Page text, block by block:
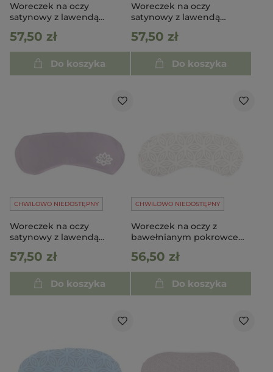
Woreczek na oczy
satynowy z lawendą
57,50 zł
Do koszyka
Woreczek na oczy
satynowy z lawendą
57,50 zł
Do koszyka
CHWILOWO NIEDOSTĘPNY
Woreczek na oczy
satynowy z lawendą
57,50 zł
Do koszyka
CHWILOWO NIEDOSTĘPNY
Woreczek na oczy z
bawełnianym pokrowcem
56,50 zł
Do koszyka